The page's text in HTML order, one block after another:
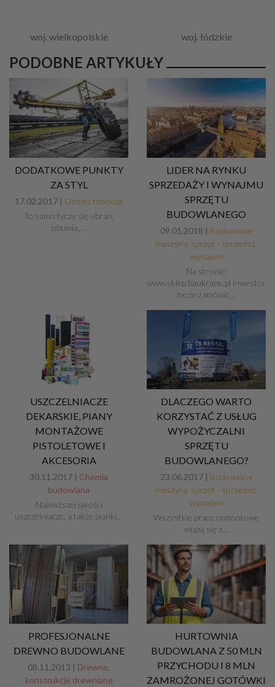
woj. wielkopolskie woj. łódzkie
PODOBNE ARTYKUŁY
DODATKOWE PUNKTY
ZA STYL
17.02.2017 | Odzież robocza
To samo tyczy się ubrań,
obuwia,…
LIDER NA RYNKU
SPRZEDAŻY I WYNAJMU
SPRZĘTU
BUDOWLANEGO
09.01.2018 | Budowlane
maszyny, sprzęt - sprzedaż,
wynajem
Na stronie:
www.sklep.baukrane.pl inwestor
może zamówić…
USZCZELNIACZE
DEKARSKIE, PIANY
MONTAŻOWE
PISTOLETOWE I
AKCESORIA
30.11.2017 | Chemia
budowlana
Najwyższej jakości
uszczelniacze, a także pianki…
DLACZEGO WARTO
KORZYSTAĆ Z USŁUG
WYPOŻYCZALNI
SPRZĘTU
BUDOWLANEGO?
23.06.2017 | Budowlane
maszyny, sprzęt - sprzedaż,
wynajem
Wszystkie prace remontowe
wiążą się z…
PROFESJONALNE
DREWNO BUDOWLANE
08.11.2013 | Drewno,
konstrukcje drewniane
HURTOWNIA
BUDOWLANA Z 50 MLN
PRZYCHODU I 8 MLN
ZAMROŻONEJ GOTÓWKI